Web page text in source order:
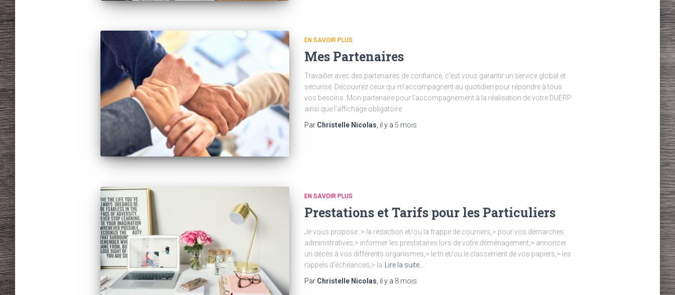
EN SAVOIR PLUS
Mes Partenaires
Travailler avec des partenaires de confiance, c’est vous garantir un service global et
sécurisé. Découvrez ceux qui m’accompagnent au quotidien pour répondre à tous
vos besoins. Mon partenaire pour l’accompagnement à la réalisation de votre DUERP
ainsi que l’affichage obligatoire
Par Christelle Nicolas, il y a 5 mois
EN SAVOIR PLUS
Prestations et Tarifs pour les Particuliers
Je vous propose :> la rédaction et/ou la frappe de courriers,> pour vos démarches
administratives,> informer les prestataires lors de votre déménagement,> annoncer
un décès à vos différents organismes,> le tri et/ou le classement de vos papiers,> les
rappels d’échéances,> la Lire la suite…
Par Christelle Nicolas, il y a 8 mois